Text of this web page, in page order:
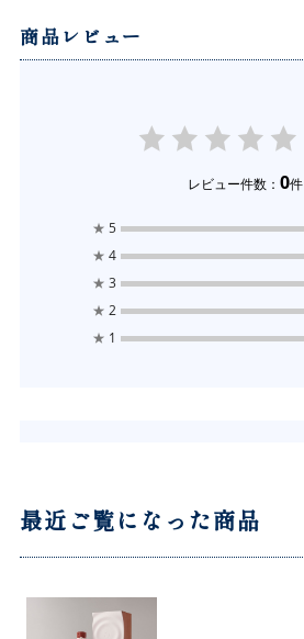
商品レビュー
レビュー件数：0件
★ 5
★ 4
★ 3
★ 2
★ 1
最近ご覧になった商品